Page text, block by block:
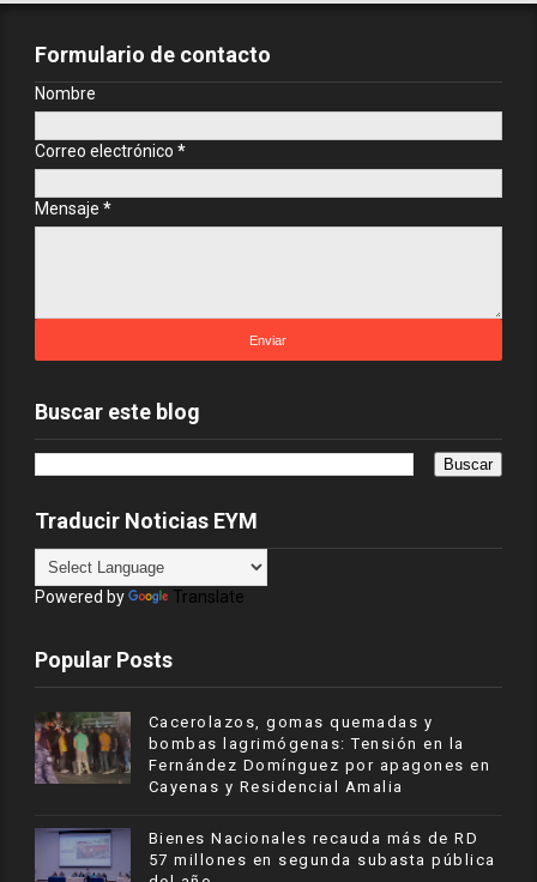
Formulario de contacto
Nombre
Correo electrónico *
Mensaje *
Buscar este blog
Traducir Noticias EYM
Powered by Translate
Popular Posts
Cacerolazos, gomas quemadas y
bombas lagrimógenas: Tensión en la
Fernández Domínguez por apagones en
Cayenas y Residencial Amalia
Bienes Nacionales recauda más de RD
57 millones en segunda subasta pública